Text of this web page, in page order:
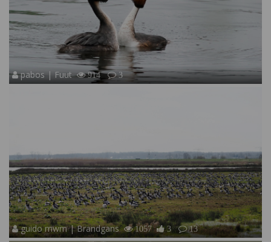
pabos | Fuut 914 3
guido mwm | Brandgans 1057 3 13